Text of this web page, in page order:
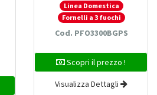
Linea Domestica
Fornelli a 3 fuochi
Cod. PFO3300BGPS
Scopri il prezzo !
Visualizza Dettagli